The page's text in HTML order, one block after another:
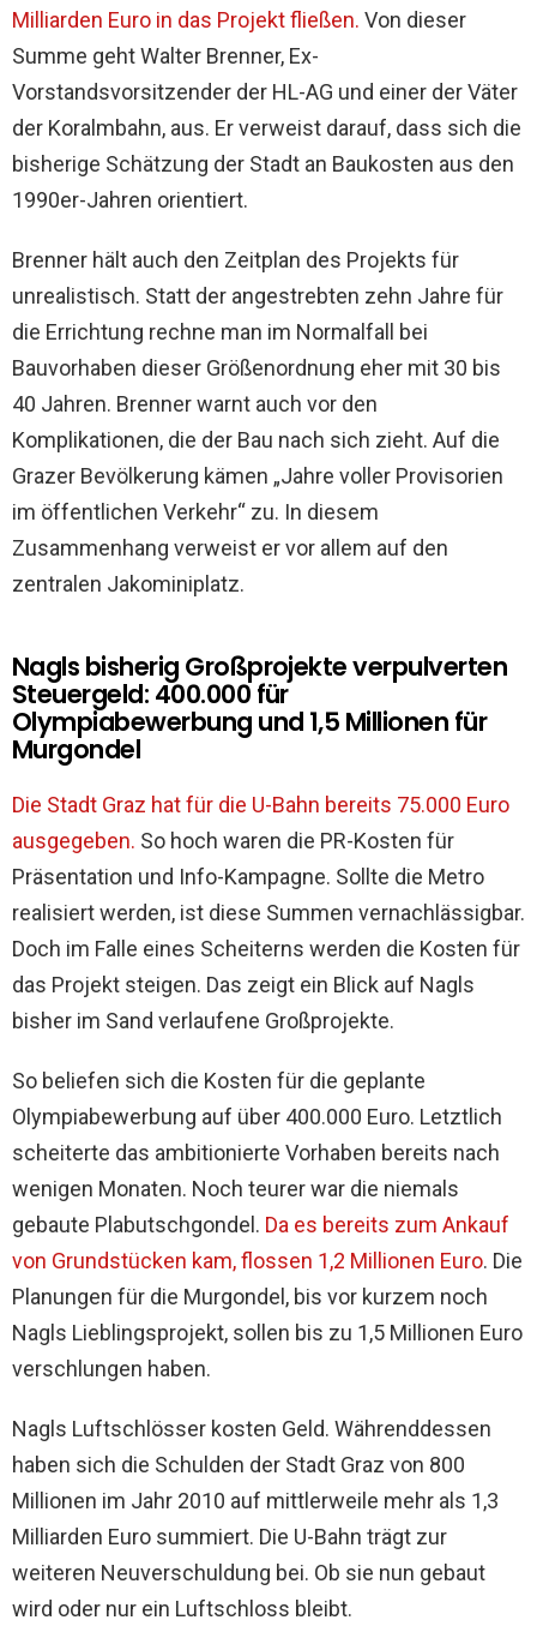
Milliarden Euro in das Projekt fließen. Von dieser
Summe geht Walter Brenner, Ex-
Vorstandsvorsitzender der HL-AG und einer der Väter
der Koralmbahn, aus. Er verweist darauf, dass sich die
bisherige Schätzung der Stadt an Baukosten aus den
1990er-Jahren orientiert.
Brenner hält auch den Zeitplan des Projekts für
unrealistisch. Statt der angestrebten zehn Jahre für
die Errichtung rechne man im Normalfall bei
Bauvorhaben dieser Größenordnung eher mit 30 bis
40 Jahren. Brenner warnt auch vor den
Komplikationen, die der Bau nach sich zieht. Auf die
Grazer Bevölkerung kämen „Jahre voller Provisorien
im öffentlichen Verkehr“ zu. In diesem
Zusammenhang verweist er vor allem auf den
zentralen Jakominiplatz.
Nagls bisherig Großprojekte verpulverten
Steuergeld: 400.000 für
Olympiabewerbung und 1,5 Millionen für
Murgondel
Die Stadt Graz hat für die U-Bahn bereits 75.000 Euro
ausgegeben. So hoch waren die PR-Kosten für
Präsentation und Info-Kampagne. Sollte die Metro
realisiert werden, ist diese Summen vernachlässigbar.
Doch im Falle eines Scheiterns werden die Kosten für
das Projekt steigen. Das zeigt ein Blick auf Nagls
bisher im Sand verlaufene Großprojekte.
So beliefen sich die Kosten für die geplante
Olympiabewerbung auf über 400.000 Euro. Letztlich
scheiterte das ambitionierte Vorhaben bereits nach
wenigen Monaten. Noch teurer war die niemals
gebaute Plabutschgondel. Da es bereits zum Ankauf
von Grundstücken kam, flossen 1,2 Millionen Euro. Die
Planungen für die Murgondel, bis vor kurzem noch
Nagls Lieblingsprojekt, sollen bis zu 1,5 Millionen Euro
verschlungen haben.
Nagls Luftschlösser kosten Geld. Währenddessen
haben sich die Schulden der Stadt Graz von 800
Millionen im Jahr 2010 auf mittlerweile mehr als 1,3
Milliarden Euro summiert. Die U-Bahn trägt zur
weiteren Neuverschuldung bei. Ob sie nun gebaut
wird oder nur ein Luftschloss bleibt.